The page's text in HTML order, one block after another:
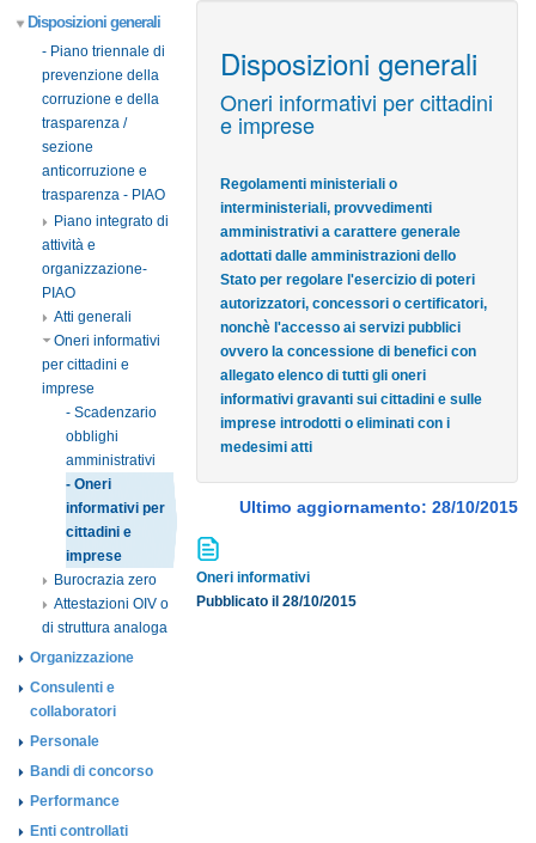
Disposizioni generali
- Piano triennale di
prevenzione della
corruzione e della
trasparenza /
sezione
anticorruzione e
trasparenza - PIAO
Piano integrato di
attività e
organizzazione-
PIAO
Atti generali
Oneri informativi
per cittadini e
imprese
- Scadenzario
obblighi
amministrativi
- Oneri
informativi per
cittadini e
imprese
Burocrazia zero
Attestazioni OIV o
di struttura analoga
Organizzazione
Consulenti e
collaboratori
Personale
Bandi di concorso
Performance
Enti controllati
Disposizioni generali
Oneri informativi per cittadini
e imprese
Regolamenti ministeriali o
interministeriali, provvedimenti
amministrativi a carattere generale
adottati dalle amministrazioni dello
Stato per regolare l'esercizio di poteri
autorizzatori, concessori o certificatori,
nonchè l'accesso ai servizi pubblici
ovvero la concessione di benefici con
allegato elenco di tutti gli oneri
informativi gravanti sui cittadini e sulle
imprese introdotti o eliminati con i
medesimi atti
Ultimo aggiornamento: 28/10/2015
Oneri informativi
Pubblicato il 28/10/2015